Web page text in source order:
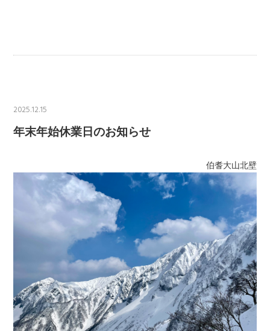
2025.12.15
年末年始休業日のお知らせ
伯耆大山北壁